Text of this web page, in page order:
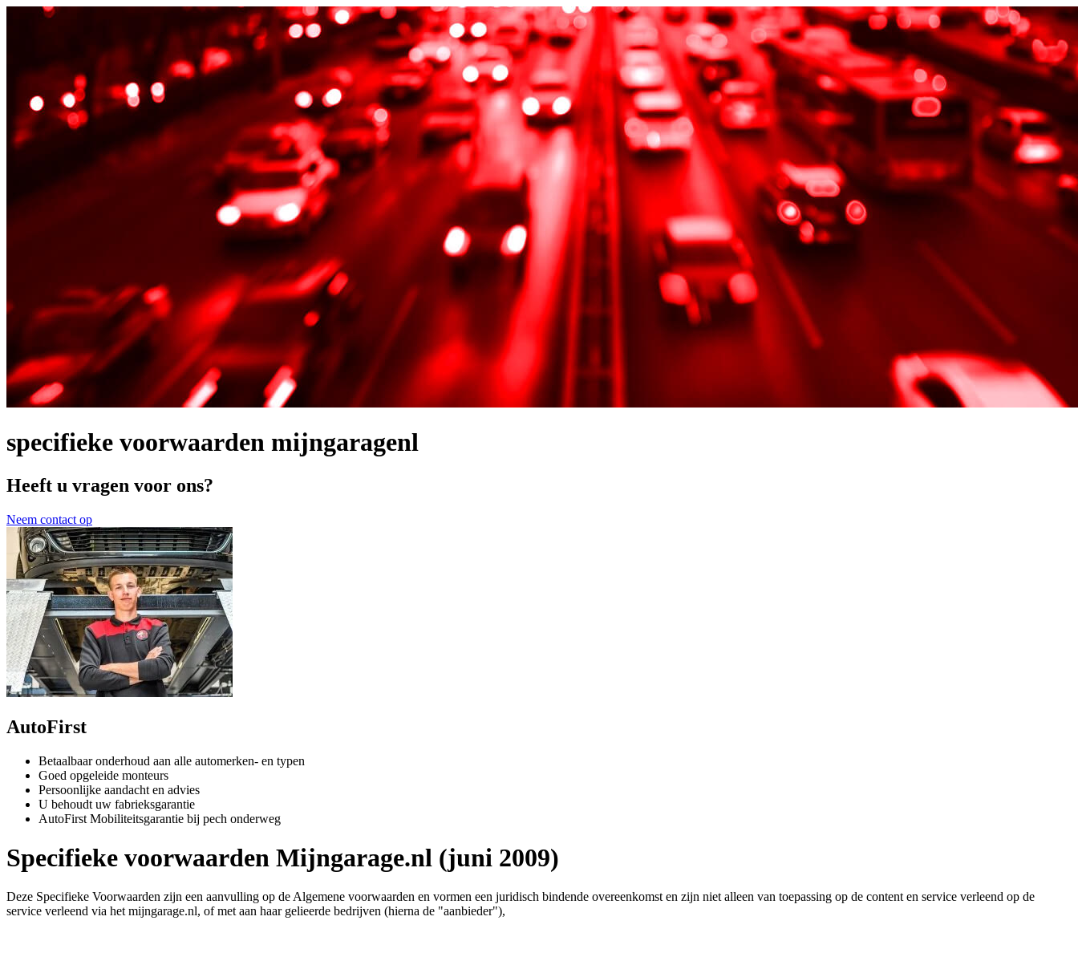
specifieke voorwaarden mijngaragenl
Heeft u vragen voor ons?
Neem contact op
AutoFirst
Betaalbaar onderhoud aan alle automerken- en typen
Goed opgeleide monteurs
Persoonlijke aandacht en advies
U behoudt uw fabrieksgarantie
AutoFirst Mobiliteitsgarantie bij pech onderweg
Specifieke voorwaarden Mijngarage.nl (juni 2009)
Deze Specifieke Voorwaarden zijn een aanvulling op de Algemene voorwaarden en vormen een juridisch bindende overeenkomst en zijn niet alleen van toepassing op de content en service verleend op de
service verleend via het mijngarage.nl, of met aan haar gelieerde bedrijven (hierna de "aanbieder"),